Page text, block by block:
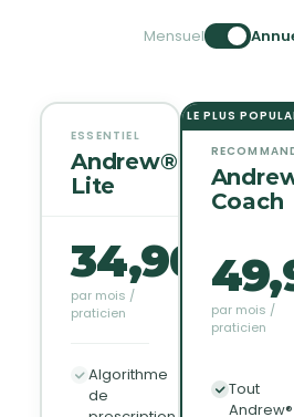
Mensuel
ESSENTIEL
Andrew®
Lite
34,90€
par mois /
praticien
Algorithme
de
LE PLUS
Coach
par mois /
praticien
Tout
Andrew®